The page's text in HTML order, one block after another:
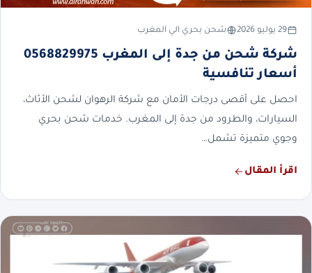
29 يوليو 2026 شحن بحري الي المغرب
شركة شحن من جدة إلى المغرب 0568829975
أسعار تنافسية
احصل على أقصى درجات الأمان مع شركة الرهوان لشحن الأثاث،
السيارات، والطرود من جدة إلى المغرب. خدمات شحن بحري
وجوي متميزة تشمل…
اقرأ المقال